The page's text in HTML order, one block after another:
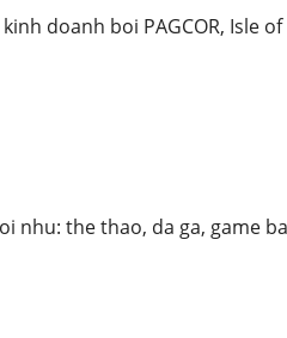
doanh boi PAGCOR, Isle
nhu: the thao, da ga, game